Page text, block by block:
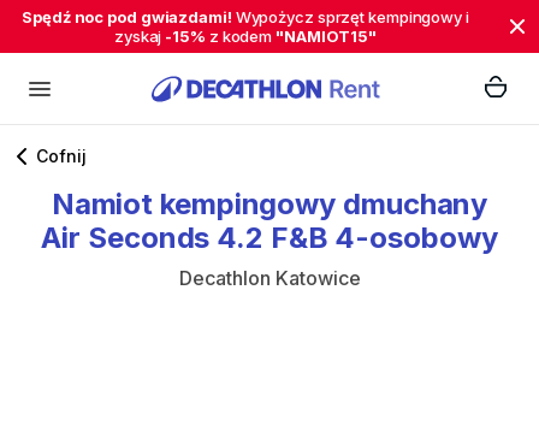
Spędź noc pod gwiazdami! Wypożycz sprzęt kempingowy i
zyskaj -15% z kodem "NAMIOT15"
Cofnij
Namiot kempingowy dmuchany
Air Seconds 4.2 F&B 4-osobowy
Decathlon Katowice